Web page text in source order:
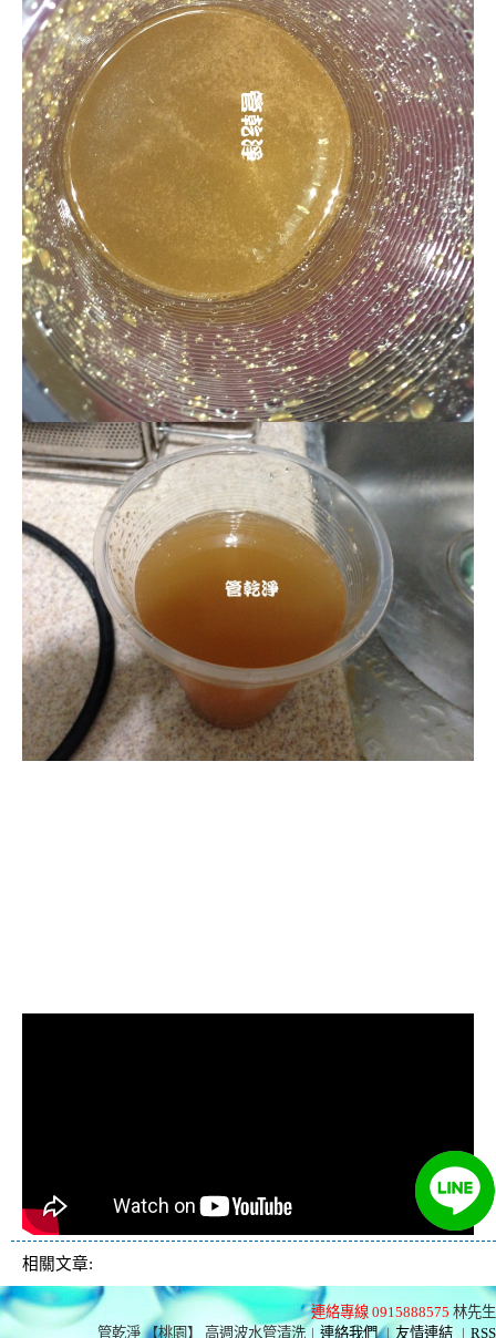
相關文章:
連絡專線 0915888575 林先生
管乾淨 【桃園】 高週波水管清洗 | 連絡我們 | 友情連結 | RSS